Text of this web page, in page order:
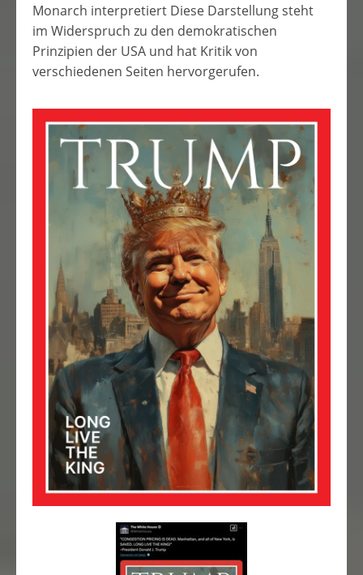
Monarch interpretiert Diese Darstellung steht
im Widerspruch zu den demokratischen
Prinzipien der USA und hat Kritik von
verschiedenen Seiten hervorgerufen.